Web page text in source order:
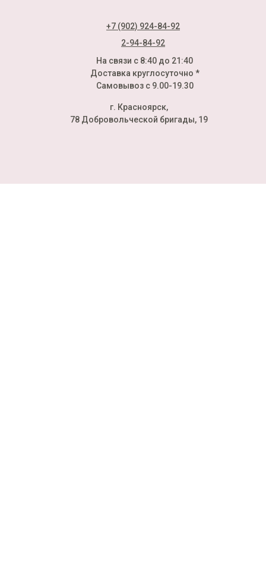
На связи с 8:40 до 21:40
Доставка круглосуточно *
Самовывоз с 9.00-19.30
г. Красноярск,
78 Добровольческой бригады, 19
+7 (902) 924-84-92
2-94-84-92